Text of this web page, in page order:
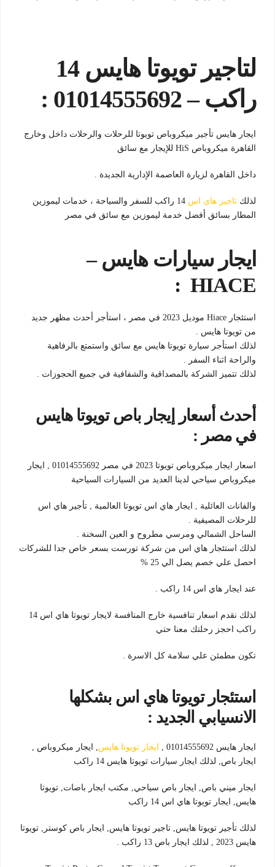
لتاجير تويوتا هايس 14
راكب – 01014555692 :
ايجار هايس تأجير ميكروباص تويوتا للرحلات والرحلات داخل وخارج
القاهرة ميكروباص HiS للإيجار مع سائق
داخل القاهرة لزيارة العاصمة الإدارية الجديدة .
لذلك تاجير هاى اس
14 راكب للسفر والسياحة ، خدمات ليموزين
المطار بسائق أفضل خدمة ليموزين مع سائق في مصر
ايجار سيارات هايس –
HIACE :
استئجار Hiace موديل 2023 في مصر ، استأجر أحدث مظهر جديد
من تويوتا هايس .
لذلك استأجر سيارة تويوتا هايس مع سائق واستمتع بالرفاهية
والراحة اثناء السفر .
لذلك تتميز الشركة بالمصداقية والشفافية في جميع الحجوزات .
أحدث أسعار إيجار باص تويوتا هايس
في مصر :
اسعار ايجار ميكروباص تويوتا 2023 في مصر 01014555692 , ايجار
ميكروباص سياحي لدينا العديد من السيارات السياحية
والفانات العائلية , ايجار هاي اس تويوتا العالمية , تأجير هاي اس
للرحلات المصيفية .
الساحل الشمالي ومرسي مطروح و العين السخنة .
لذلك استئجار هاي اس من شركة تورست بسعر خاص جدا للشركات
احصل علي خصم يصل الي 25 %
عند ايجار هاي اس 14 راكب .
لذلك نقدم اسعار تنافسية خارج المنافسة لايجار تويوتا هاي اس 14
راكب احجز رحلتك معنا حتي
تكون مطمئن علي سلامة كل الاسرة .
استئجار تويوتا هاي اس بشكلها
الانسيابي الجديد :
ايجار هايس 01014555692 , ايجار تويوتا هايس, ايجار ميكروباص ,
ايجار باص, لذلك ايجار سيارات تويوتا هايس 14 راكب
ايجار ميني باص, ايجار باص سياحي, مكتب ايجار باصات, تويوتا
هايس, ايجار تويوتا هاي اس 14 راكب
لذلك تأجير تويوتا هايس, تاجير تويوتا هايس, ايجار باص كوستر, تويوتا
هايس 2023 , لذلك ايجار باص 13 راكب .